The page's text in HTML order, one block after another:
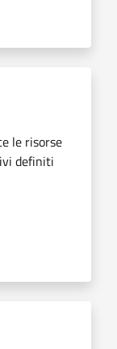
le risorse
definiti